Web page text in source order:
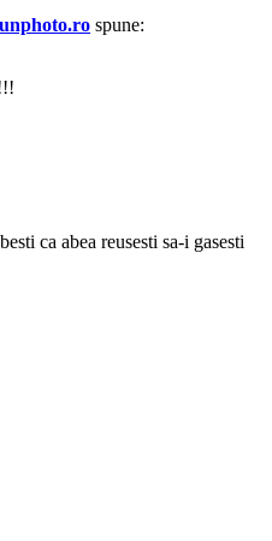
spune:
ca abea reusesti sa-i gasesti